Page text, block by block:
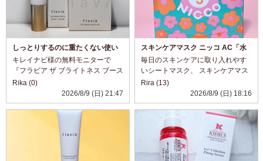
しっとりするのに重たくない使い
心地✨
キレイナビ様の無料モニターで
『フラビア ザ ブライトネス ブース
トセラム＆ジェル』をいただきま
した✨ ブーストセラムは洗顔後に
使用する導入美容液です。 なめら
かなテクスチャーで伸びがよく、
Rika (0)
2026/8/9 (日) 21:47
スキンケアマスク ニッコ AC「水
分チャージマスク」
毎日のスキンケアに取り入れやす
いシートマスク、 スキンケアマス
ク ニッコ AC 水分チャージマスク
10枚入り を使ってみました♡ 乾燥
が気になるときは、化粧水や乳液
だけでなく、シートマスクで手軽...
Rira (13)
2026/8/9 (日) 18:16